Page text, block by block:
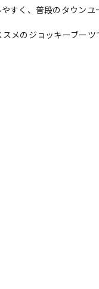
すく、普段のタウン
メのジョッキーブーツ